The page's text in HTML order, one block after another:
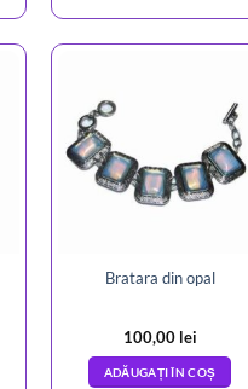
Bratara din opal
100,00 lei
ADĂUGAȚI ÎN COȘ